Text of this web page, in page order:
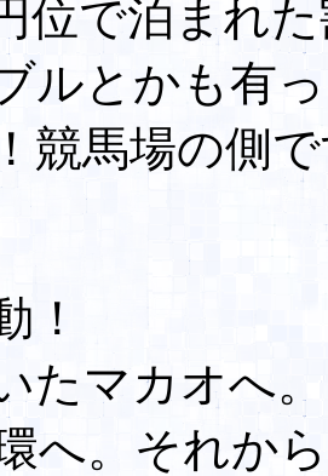
位で泊まれ
ルとかも有
競馬場の側
！
たマカオへ。
へ。それか